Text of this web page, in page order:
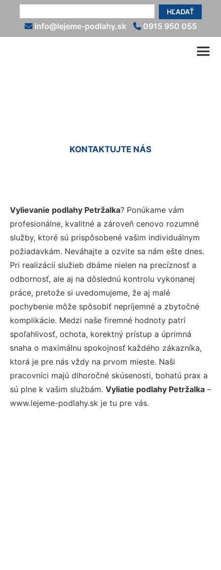
HĽADAŤ
info@lejeme-podlahy.sk 0915 950 055
KONTAKTUJTE NÁS
Vylievanie podlahy Petržalka? Ponúkame vám
profesionálne, kvalitné a zároveň cenovo rozumné
služby, ktoré sú prispôsobené vašim individuálnym
požiadavkám. Neváhajte a ozvite sa nám ešte dnes.
Pri realizácií služieb dbáme nielen na precíznosť a
odbornosť, ale aj na dôslednú kontrolu vykonanej
práce, pretože si uvedomujeme, že aj malé
pochybenie môže spôsobiť nepríjemné a zbytočné
komplikácie. Medzi naše firemné hodnoty patrí
spoľahlivosť, ochota, korektný prístup a úprimná
snaha o maximálnu spokojnosť každého zákazníka,
ktorá je pre nás vždy na prvom mieste. Naši
pracovníci majú dlhoročné skúsenosti, bohatú prax a
sú plne k vašim službám. Vyliatie podlahy Petržalka –
www.lejeme-podlahy.sk je tu pre vás.